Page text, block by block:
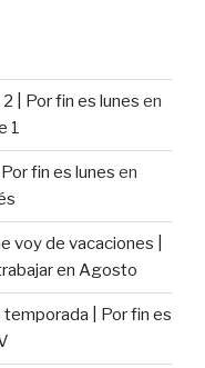
| Por fin es lunes en
1
fin es lunes en
voy de vacaciones |
en Agosto
temporada | Por fin es